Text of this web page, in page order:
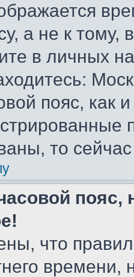
а не к тому,
в личных
пояс, как
то
пояс,
что